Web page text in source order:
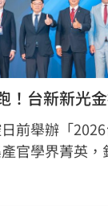
！台新新光
前舉辦「
官學界菁英
及企業轉型策